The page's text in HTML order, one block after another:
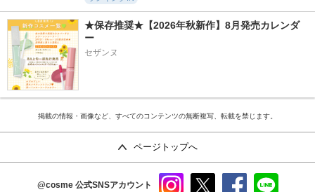
★保存推奨★【2026年秋新作】8月発売カレンダ
ー
セザンヌ
掲載の情報・画像など、すべてのコンテンツの無断複写、転載を禁じます。
ページトップへ
@cosme 公式SNSアカウント